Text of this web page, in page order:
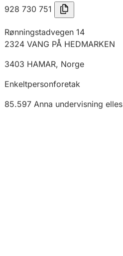
928 730 751
Rønningstadvegen 14
2324 VANG PÅ HEDMARKEN
3403 HAMAR, Norge
Enkeltpersonforetak
85.597 Anna undervisning elles